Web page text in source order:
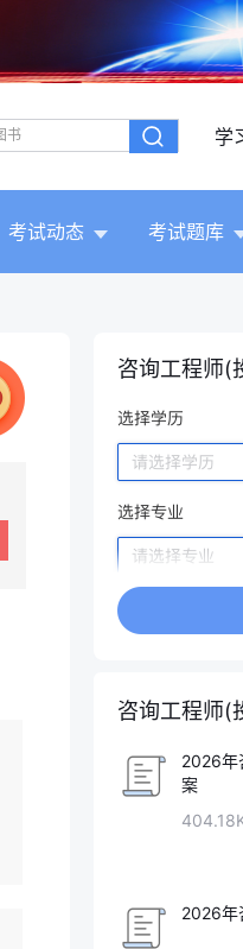
学
考试动态 考试题库
咨询工程师(
咨询工程师(
2026年
案
2026年